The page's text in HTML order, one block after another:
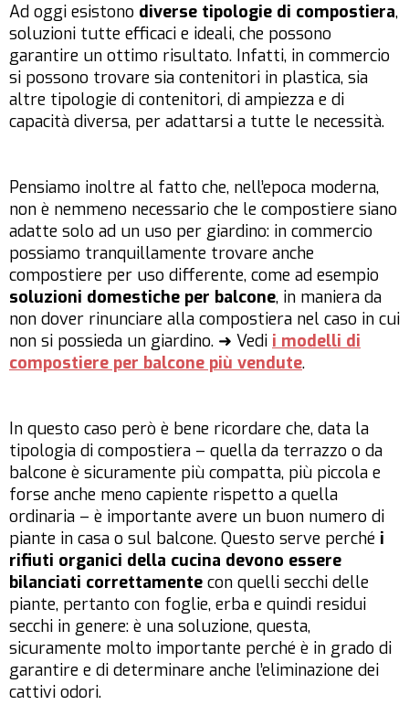
Ad oggi esistono diverse tipologie di compostiera,
soluzioni tutte efficaci e ideali, che possono
garantire un ottimo risultato. Infatti, in commercio
si possono trovare sia contenitori in plastica, sia
altre tipologie di contenitori, di ampiezza e di
capacità diversa, per adattarsi a tutte le necessità.
Pensiamo inoltre al fatto che, nell’epoca moderna,
non è nemmeno necessario che le compostiere siano
adatte solo ad un uso per giardino: in commercio
possiamo tranquillamente trovare anche
compostiere per uso differente, come ad esempio
soluzioni domestiche per balcone, in maniera da
non dover rinunciare alla compostiera nel caso in cui
non si possieda un giardino. ➜ Vedi i modelli di
compostiere per balcone più vendute.
In questo caso però è bene ricordare che, data la
tipologia di compostiera – quella da terrazzo o da
balcone è sicuramente più compatta, più piccola e
forse anche meno capiente rispetto a quella
ordinaria – è importante avere un buon numero di
piante in casa o sul balcone. Questo serve perché i
rifiuti organici della cucina devono essere
bilanciati correttamente con quelli secchi delle
piante, pertanto con foglie, erba e quindi residui
secchi in genere: è una soluzione, questa,
sicuramente molto importante perché è in grado di
garantire e di determinare anche l’eliminazione dei
cattivi odori.